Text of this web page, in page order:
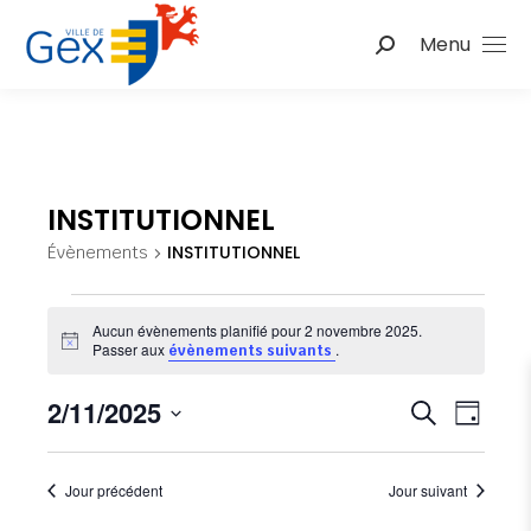
Menu
Recherche
INSTITUTIONNEL
Évènements INSTITUTIONNEL
Évènements
for
2
novembre
Notice
Aucun évènements planifié pour 2 novembre 2025.
Passer aux évènements suivants .
et
Recherche
de
Jour
2/11/2025
Sélectionnez
uneJour précédent Jour suivant